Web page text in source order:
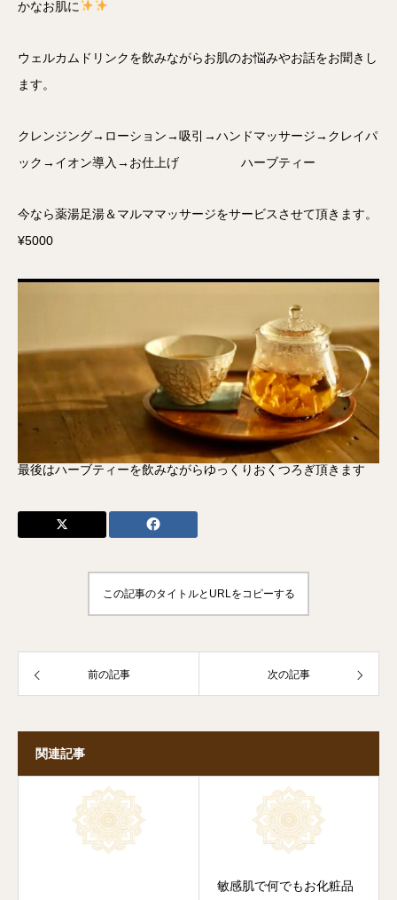
かなお肌に
ウェルカムドリンクを飲みながらお肌のお悩みやお話をお聞きし
ます。
クレンジング→ローション→吸引→ハンドマッサージ→クレイパ
ック→イオン導入→お仕上げ ハーブティー
今なら薬湯足湯＆マルママッサージをサービスさせて頂きます。
¥5000
最後はハーブティーを飲みながらゆっくりおくつろぎ頂きます
この記事のタイトルとURLをコピーする
前の記事 次の記事
関連記事
敏感肌で何でもお化粧品